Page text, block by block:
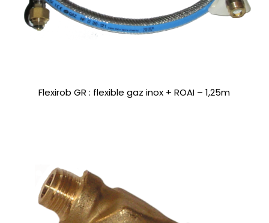
Flexirob GR : flexible gaz inox + ROAI – 1,25m